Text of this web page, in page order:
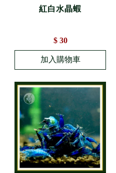
紅白水晶蝦
$ 30